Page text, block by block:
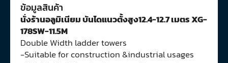
ข้อมูลสินค้า
นั่งร้านอลูมิเนียม บันไดแนวตั้งสูง12.4-12.7 เมตร XG-
178SW-11.5M
Double Width ladder towers
-Suitable for construction &industrial usages